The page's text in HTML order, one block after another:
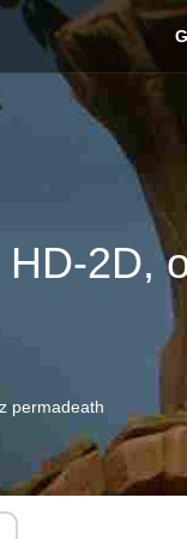
2D,
permadeath